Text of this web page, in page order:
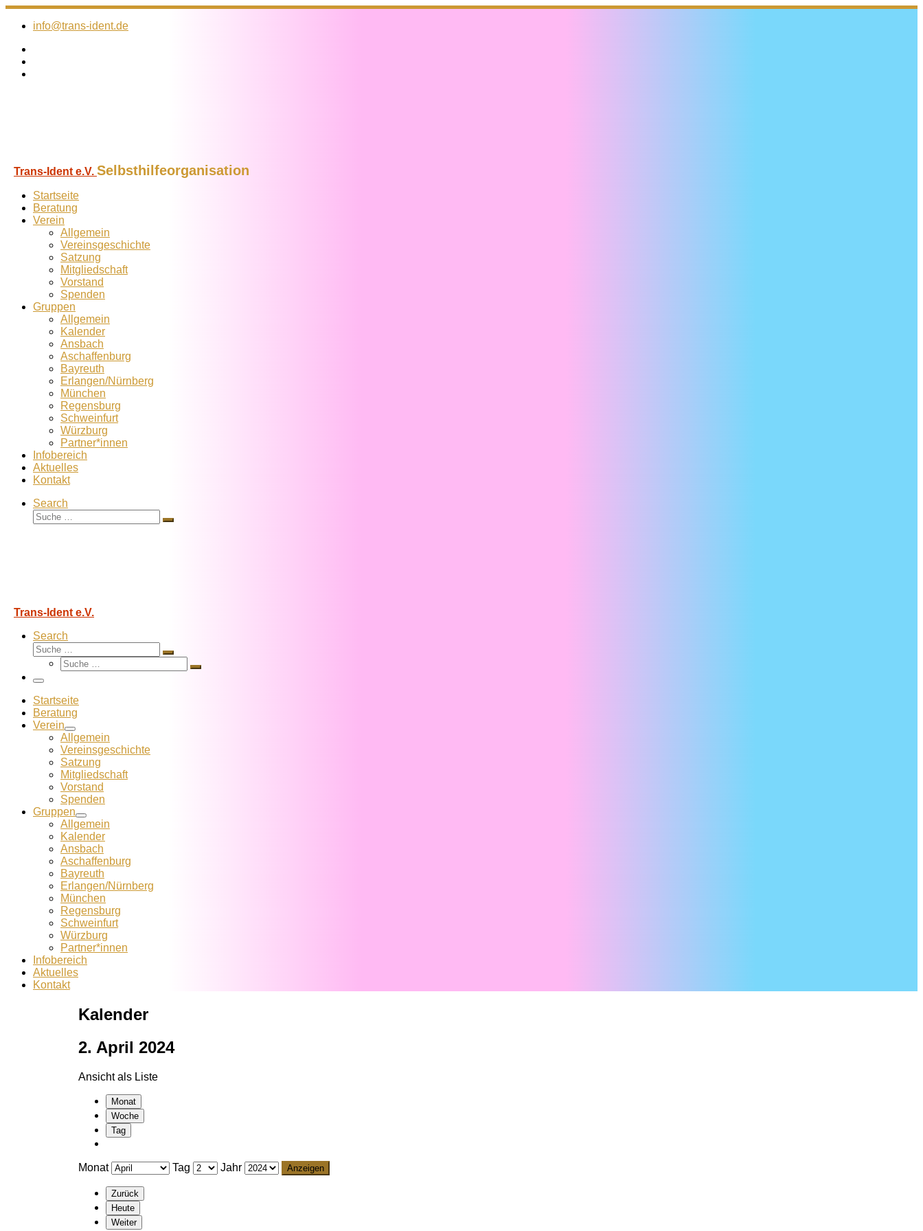
Zum
Inhalt
info@trans-ident.de
Trans-Ident e.V. Selbsthilfeorganisation
Startseite
Beratung
Verein
Allgemein
Vereins­geschichte
Satzung
Mitglied­schaft
Vorstand
Spenden
Gruppen
Allgemein
Kalender
Ansbach
Aschaffenburg
Bayreuth
Erlangen/Nürnberg
München
Regensburg
Schweinfurt
Würzburg
Partner*innen
Infobereich
Aktuelles
Kontakt
Search
Suche
Suche
Trans-Ident e.V.
Search
Suche
Suche
Suche
Suche
Menü
Startseite
Beratung
Verein
Allgemein
Vereins­geschichte
Satzung
Mitglied­schaft
Vorstand
Spenden
Gruppen
Allgemein
Kalender
Ansbach
Aschaffenburg
Bayreuth
Erlangen/Nürnberg
München
Regensburg
Schweinfurt
Würzburg
Partner*innen
Infobereich
Aktuelles
Kontakt
Kalender
2. April 2024
Ansicht als Liste
Monat
Woche
Tag
Monat Tag Jahr
Zurück
Heute
Weiter